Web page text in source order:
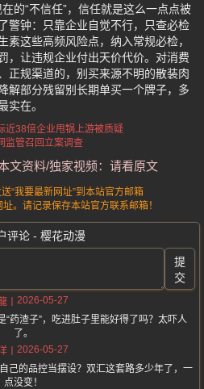
的“不信任”，信任就是这么一点点被
警钟：只靠企业自觉不行，只查必检
素这些高频风险点，纳入常规必检，
，让违规企业付出天价代价。对消费
正规渠道的，别买来源不明的散装肉
解部分残留别长期单买一个牌子，多
实在。
近38倍企业甩锅上游被质疑
监管召回立案调查
文资料/独家视频：请看原文
“我要最新网址”到本站官方邮箱
。请记录保存本站官方联系邮箱！
评论 - 樱花动漫
提
交
2026-05-27
药渣子”，吃进肚子里能好得了吗？太吓人
了。
2026-05-27
己的品控当摆设？双汇这套路多少年了，一
点没变！